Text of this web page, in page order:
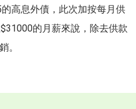
高息外債，此次加按每月供
的月薪來說，除去供款
。